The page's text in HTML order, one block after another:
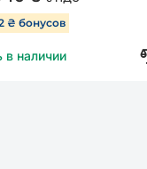
₴ бонусов
в наличии